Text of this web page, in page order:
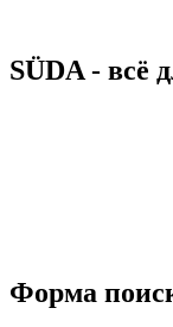
SÜDA - всё
Форма